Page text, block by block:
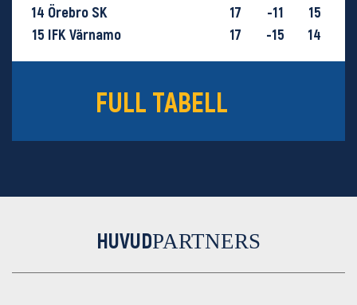
14 Örebro SK 17 -11
15
15 IFK Värnamo 17 -15
14
FULL TABELL
HUVUDPARTNERS